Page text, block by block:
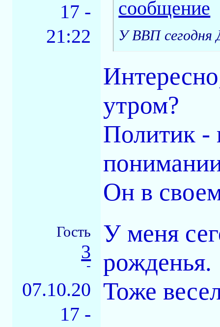
17 -
21:22
У ВВП сегодня
утром?
Политик -
Он в
Гость
3
-
07.10.20
17 -
У меня
рожденья.
Тоже